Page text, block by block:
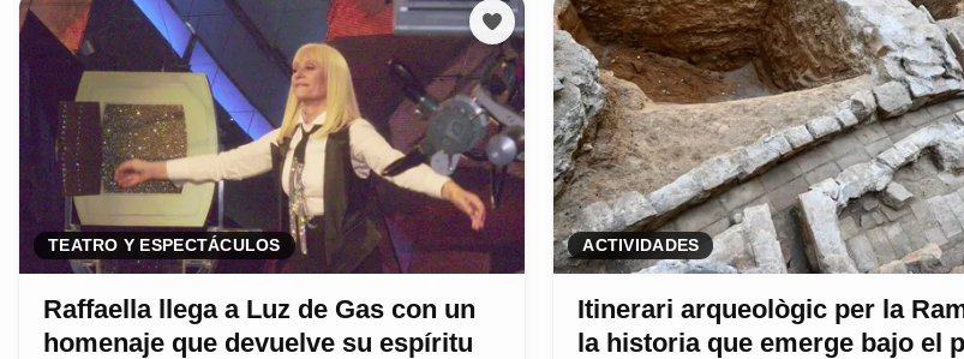
TEATRO Y ESPECTÁCULOS
Raffaella llega a Luz de Gas con un
homenaje que devuelve su espíritu
ACTIVIDADES
Itinerari arqueològic per la
la historia que emerge bajo el